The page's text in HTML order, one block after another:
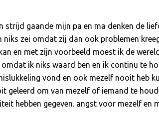
strijd gaande mijn pa en ma denken de
zei omdat zij dan ook problemen
en met zijn voorbeeld moest ik de
ik niks waard ben en ik continu te
vond en ook mezelf nooit heb
geleerd om van mezelf of iemand te
hebben gegeven. angst voor mezelf en